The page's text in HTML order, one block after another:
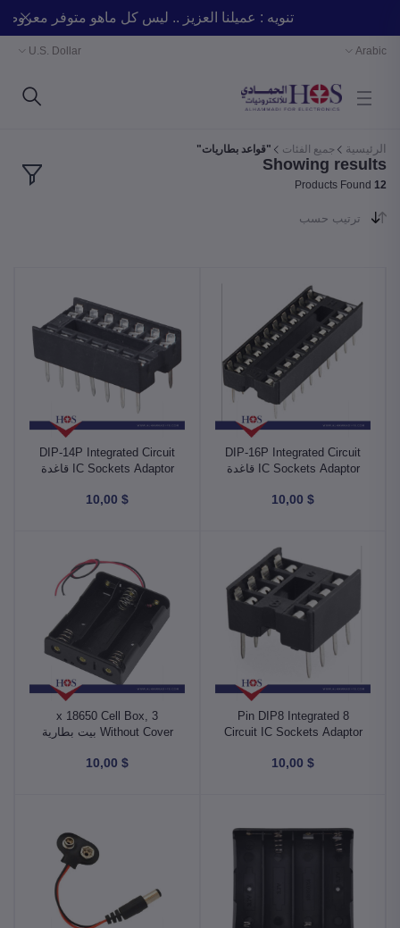
تنويه : عميلنا العزيز .. ليس كل ماهو متوفر
Arabic
U.S. Dollar
الرئيسية جميع الفئات "قواعد بطاريات"
Showing results
12
ترتيب حسب
DIP-16P Integrated Circuit
IC Sockets Adaptor قاغدة
$ 10,00
DIP-14P Integrated Circuit
IC Sockets Adaptor قاغدة
$ 10,00
8 Pin DIP8 Integrated
Circuit IC Sockets Adaptor
$ 10,00
3 x 18650 Cell Box,
Without Cover بيت بطارية
$ 10,00